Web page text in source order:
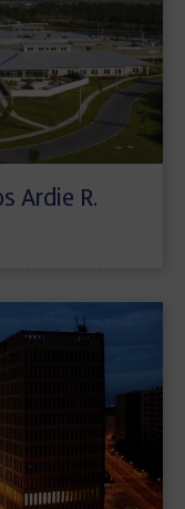
Ardie R.